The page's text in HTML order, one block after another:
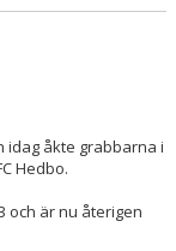
idag åkte grabbarna i
Hedbo.
och är nu återigen